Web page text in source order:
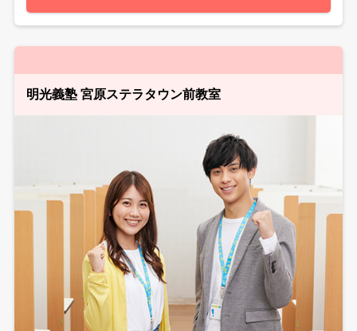
明光義塾 宮原ステラタウン前教室